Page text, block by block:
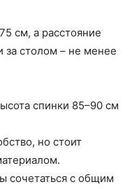
см, а расстояние
столом – не менее
спинки 85–90 см
но стоит
сочетаться с общим